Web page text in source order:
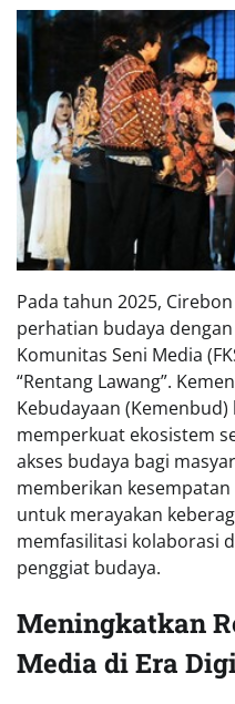
Pada tahun 2025,
perhatian budaya
Komunitas Seni Media
“Rentang Lawang”.
Kebudayaan
memperkuat ekosistem
akses budaya bagi
memberikan
untuk merayakan
memfasilitasi kolaborasi
penggiat budaya.
Meningkatkan
Media di Era